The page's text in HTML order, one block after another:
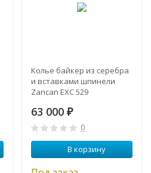
Колье байкер из серебра
и вставками шпинели
Zancan EXC 529
63 000 ₽
0
В корзину